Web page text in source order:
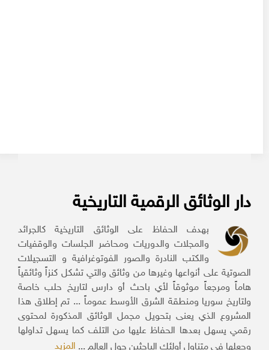
دار الوثائق الرقمية التاريخية
بهدف الحفاظ على الوثائق التاريخية كالجرائد
والمجلات والدوريات ومحاضر الجلسات والوقفيات
والكتب النادرة والصور الفوتوغرافية و التسجيلات
الصوتية على أنواعها وغيرها من وثائق والتي تشكل كنزاً وثائقياً
هاماً ومرجعاً موثوقاً لأي باحث أو دارس لتاريخ حلب خاصة
ولتاريخ سوريا ومنطقة الشرق الأوسط عموماً ... تم إطلاق هذا
المشروع الذي يعنى بتحويل مجمل الوثائق المذكورة لمحتوى
رقمي يسهل بعدها الحفاظ عليها من التلف كما يسهل تداولها
وجعلها في متناول أولئك الباحثين حول العالم ...المزيد